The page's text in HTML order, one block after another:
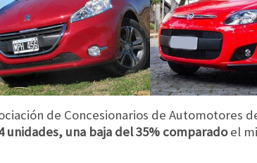
de Concesionarios de Automotores
una baja del 35% comparadoel